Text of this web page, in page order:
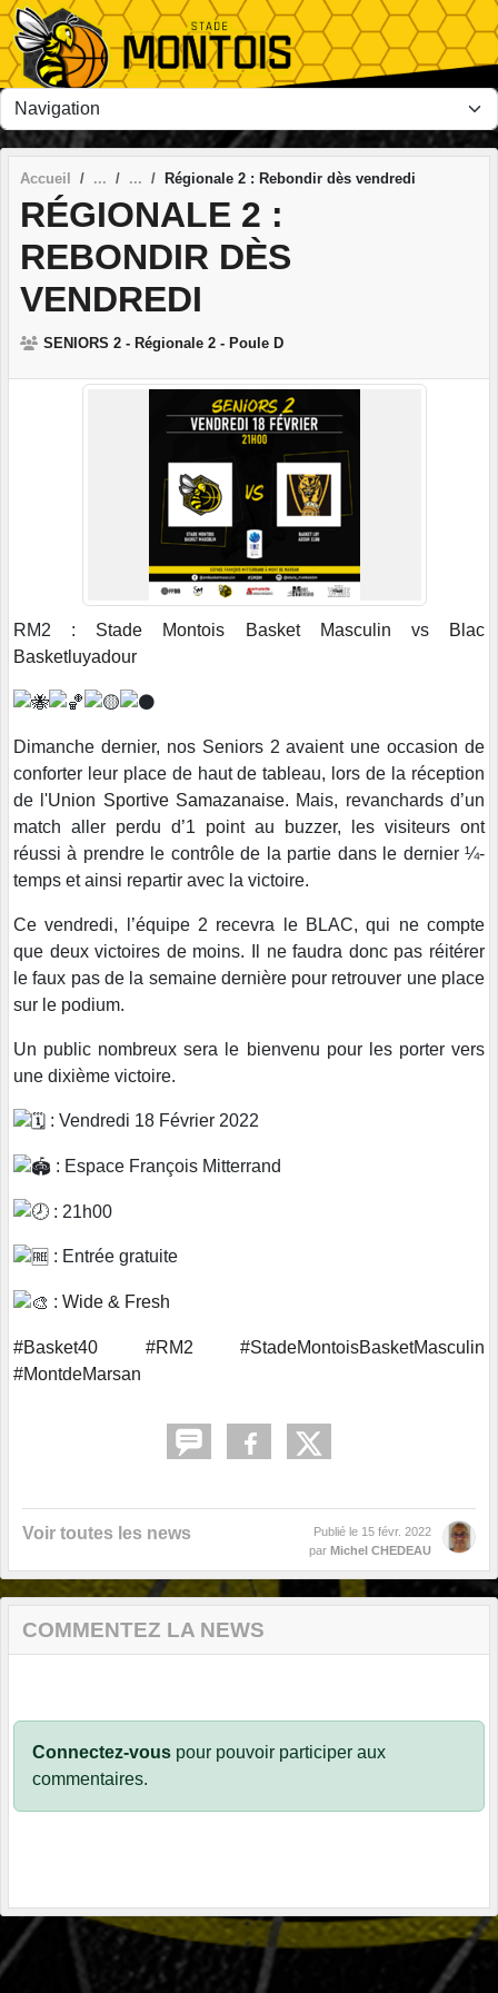
Accueil Régionale 2 : Rebondir dès vendredi
RÉGIONALE 2 :
REBONDIR DÈS
VENDREDI
SENIORS 2 - Régionale 2 - Poule D
RM2 : Stade Montois Basket Masculin vs
Blac
Basketluyadour
Dimanche dernier, nos Seniors 2 avaient une occasion de
conforter leur place de haut de tableau, lors de la réception
de l'Union Sportive Samazanaise. Mais, revanchards d’un
match aller perdu d’1 point au buzzer, les visiteurs ont
réussi à prendre le contrôle de la partie dans le dernier ¼-
temps et ainsi repartir avec la victoire.
Ce vendredi, l’équipe 2 recevra le BLAC, qui ne compte
que deux victoires de moins. Il ne faudra donc pas réitérer
le faux pas de la semaine dernière pour retrouver une place
sur le podium.
Un public nombreux sera le bienvenu pour les porter vers
une dixième victoire.
: Vendredi 18 Février 2022
: Espace François Mitterrand
: 21h00
: Entrée gratuite
: Wide & Fresh
#Basket40 #RM2
#StadeMontoisBasketMasculin
#MontdeMarsan
Voir toutes les news Publié le 15 févr. 2022
par Michel CHEDEAU
COMMENTEZ LA NEWS
Connectez-vous pour pouvoir participer aux
commentaires.
Panneau de gestion des cookies